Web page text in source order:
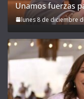
Unamos fuerzas
lunes 8 de diciembre